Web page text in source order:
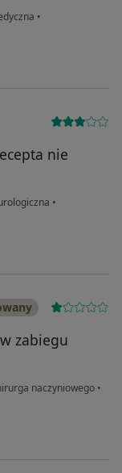
•
nie
•
zabiegu
naczyniowego •